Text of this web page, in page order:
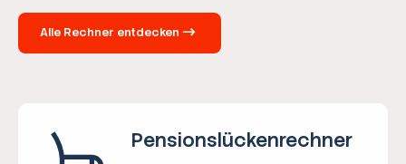
Alle Rechner entdecken
Pensions­lücken­rechner